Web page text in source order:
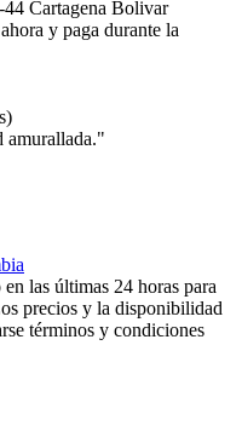
Cartagena Bolivar
y paga durante la
amurallada."
las últimas 24 horas para
precios y la disponibilidad
términos y condiciones